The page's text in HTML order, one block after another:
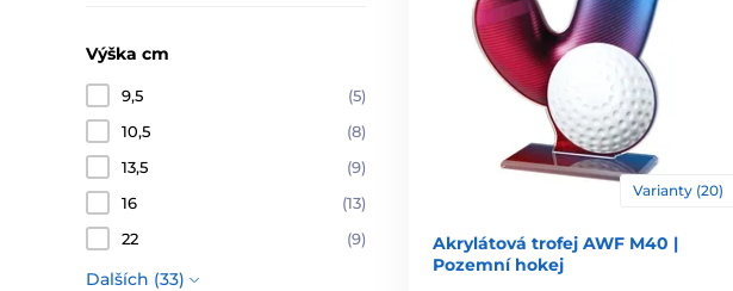
Výška cm
9,5
(5)
10,5
(8)
13,5
(9)
16
(13)
22
(9)
Dalších (33)
Varianty (20)
Akrylátová trofej AWF M40 |
Pozemní hokej